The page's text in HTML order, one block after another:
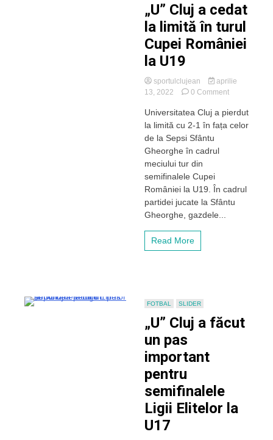
„U” Cluj a cedat
la limită în turul
Cupei României
la U19
sportulclujean
aprilie
13, 2022
0 Commenton
Cluj
a
Cupei
României
Universitatea Cluj a pierdut
la limită cu 2-1 în fața celor
de la Sepsi Sfântu
Gheorghe în cadrul
meciului tur din
semifinalele Cupei
României la U19. În cadrul
partidei jucate la Sfântu
Gheorghe, gazdele...
Read More
FOTBAL SLIDER
„U” Cluj a făcut
un pas
important
pentru
semifinalele
Ligii Elitelor la
U17